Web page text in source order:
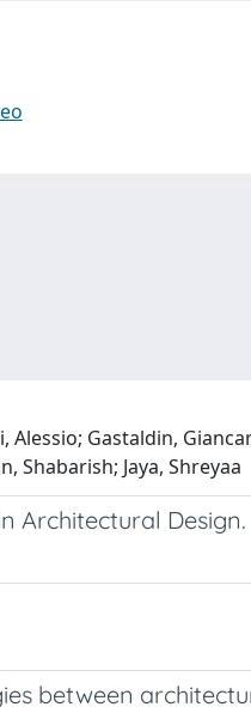
Alessio; Gastaldin,
Shabarish; Jaya, Shreyaa
Architectural Design.
between